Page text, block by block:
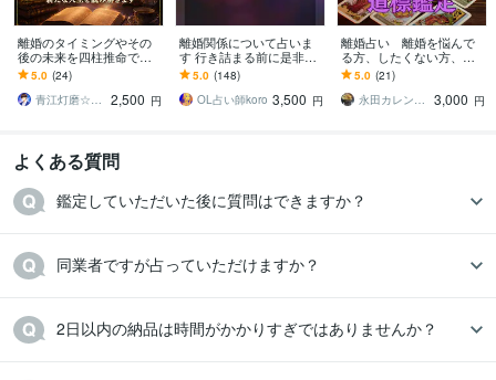
離婚のタイミングやその
後の未来を四柱推命で占
います 離婚後の生活・お
金・子育て・今後の流れ
を具体的に視ます。
5.0 (24)
青江灯磨☆幸せ引き寄せ、開運の専門家
2,500 円
離婚関係について占いま
す 行き詰まる前に是非ご
相談くださいませ。
5.0 (148)
OL占い師koro 3,500 円
離婚占い 離婚を悩んで
る方、したくない方、み
ます 道標鑑定 自らの手
で望む未来を引き寄せま
しょう。
5.0 (21)
永田カレン【明るい未来に導く占い師】
3,000 円
よくある質問
鑑定していただいた後に質問はできますか？
同業者ですが占っていただけますか？
2日以内の納品は時間がかかりすぎではありませんか？